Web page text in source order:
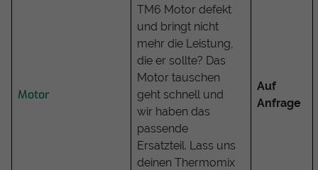
Motor
TM6 Motor defekt
und bringt nicht
mehr die Leistung,
die er sollte? Das
Motor tauschen
geht schnell und
wir haben das
passende
Ersatzteil. Lass uns
deinen Thermomix
Auf
Anfrage